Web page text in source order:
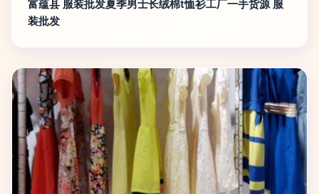
富蕴县 服装批发夏季男士长绒棉t恤衫工厂一手货源 服
装批发